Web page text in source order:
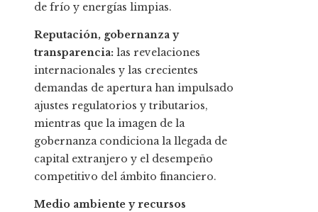
de frío y energías limpias.
Reputación, gobernanza y
transparencia: las revelaciones
internacionales y las crecientes
demandas de apertura han impulsado
ajustes regulatorios y tributarios,
mientras que la imagen de la
gobernanza condiciona la llegada de
capital extranjero y el desempeño
competitivo del ámbito financiero.
Medio ambiente y recursos